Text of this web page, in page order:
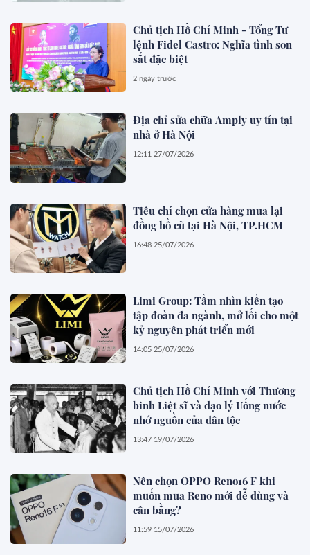
Chủ tịch Hồ Chí Minh - Tổng Tư
lệnh Fidel Castro: Nghĩa tình son
sắt đặc biệt
2 ngày trước
Địa chỉ sửa chữa Amply uy tín tại
nhà ở Hà Nội
12:11 27/07/2026
Tiêu chí chọn cửa hàng mua lại
đồng hồ cũ tại Hà Nội, TP.HCM
16:48 25/07/2026
Limi Group: Tầm nhìn kiến tạo
tập đoàn đa ngành, mở lối cho một
kỷ nguyên phát triển mới
14:05 25/07/2026
Chủ tịch Hồ Chí Minh với Thương
binh Liệt sĩ và đạo lý Uống nước
nhớ nguồn của dân tộc
13:47 19/07/2026
Nên chọn OPPO Reno16 F khi
muốn mua Reno mới dễ dùng và
cân bằng?
11:59 15/07/2026